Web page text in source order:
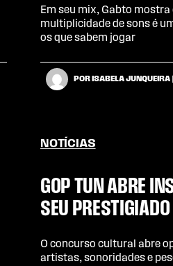
Em seu mix, Gabto
multiplicidade de sons é
os que sabem jogar
POR ISABELA JUNQUEIRA
NOTÍCIAS
GOP TUN ABRE
SEU
O concurso cultural abre
artistas, sonoridades e